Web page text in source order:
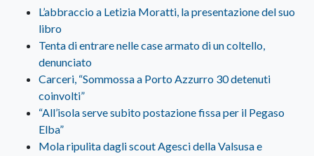
L’abbraccio a Letizia Moratti, la presentazione del suo
libro
Tenta di entrare nelle case armato di un coltello,
denunciato
Carceri, “Sommossa a Porto Azzurro 30 detenuti
coinvolti”
“All’isola serve subito postazione fissa per il Pegaso
Elba”
Mola ripulita dagli scout Agesci della Valsusa e